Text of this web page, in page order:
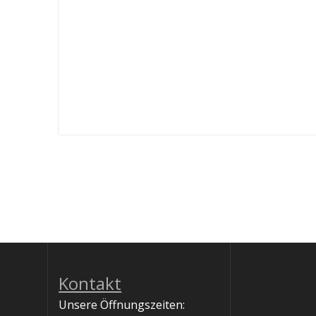
Kontakt
Unsere Öffnungszeiten: